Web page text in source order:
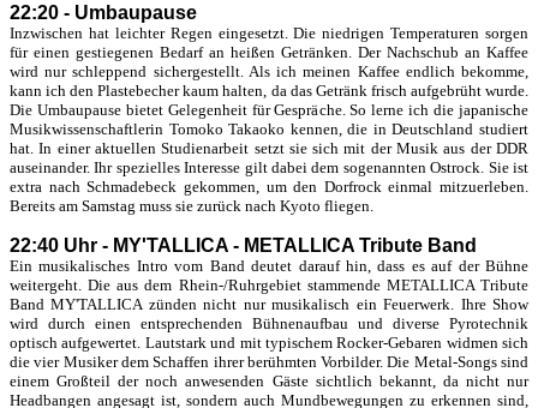
22:20 - Umbaupause
Inzwischen hat leichter Regen eingesetzt. Die niedrigen Temperaturen sorgen
für einen gestiegenen Bedarf an heißen Getränken. Der Nachschub an Kaffee
wird nur schleppend sichergestellt. Als ich meinen Kaffee endlich bekomme,
kann ich den Plastebecher kaum halten, da das Getränk frisch aufgebrüht wurde.
Die Umbaupause bietet Gelegenheit für Gespräche. So lerne ich die japanische
Musikwissenschaftlerin Tomoko Takaoko kennen, die in Deutschland studiert
hat. In einer aktuellen Studienarbeit setzt sie sich mit der Musik aus der DDR
auseinander. Ihr spezielles Interesse gilt dabei dem sogenannten Ostrock. Sie ist
extra nach Schmadebeck gekommen, um den Dorfrock einmal mitzuerleben.
Bereits am Samstag muss sie zurück nach Kyoto fliegen.
22:40 Uhr - MY'TALLICA - METALLICA Tribute Band
Ein musikalisches Intro vom Band deutet darauf hin, dass es auf der Bühne
weitergeht. Die aus dem Rhein-/Ruhrgebiet stammende METALLICA Tribute
Band MY'TALLICA zünden nicht nur musikalisch ein Feuerwerk. Ihre Show
wird durch einen entsprechenden Bühnenaufbau und diverse Pyrotechnik
optisch aufgewertet. Lautstark und mit typischem Rocker-Gebaren widmen sich
die vier Musiker dem Schaffen ihrer berühmten Vorbilder. Die Metal-Songs sind
einem Großteil der noch anwesenden Gäste sichtlich bekannt, da nicht nur
Headbangen angesagt ist, sondern auch Mundbewegungen zu erkennen sind,